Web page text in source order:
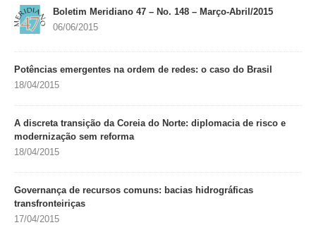
Boletim Meridiano 47 – No. 148 – Março-Abril/2015
06/06/2015
Potências emergentes na ordem de redes: o caso do Brasil
18/04/2015
A discreta transição da Coreia do Norte: diplomacia de risco e
modernização sem reforma
18/04/2015
Governança de recursos comuns: bacias hidrográficas
transfronteiriças
17/04/2015